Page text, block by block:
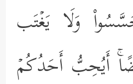
وَلَا یَغۡتَب
أَیُحِبُّ أَحَدُكُمۡ